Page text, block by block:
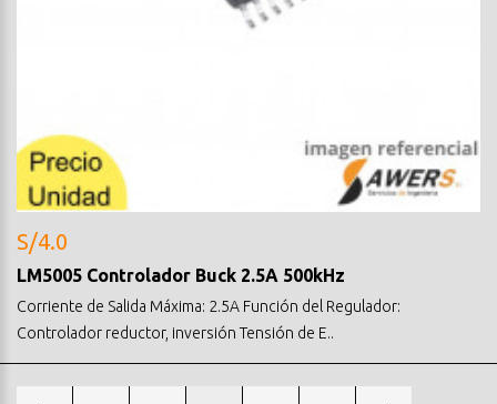
S/4.0
LM5005 Controlador Buck 2.5A 500kHz
Corriente de Salida Máxima: 2.5A Función del Regulador:
Controlador reductor, inversión Tensión de E..